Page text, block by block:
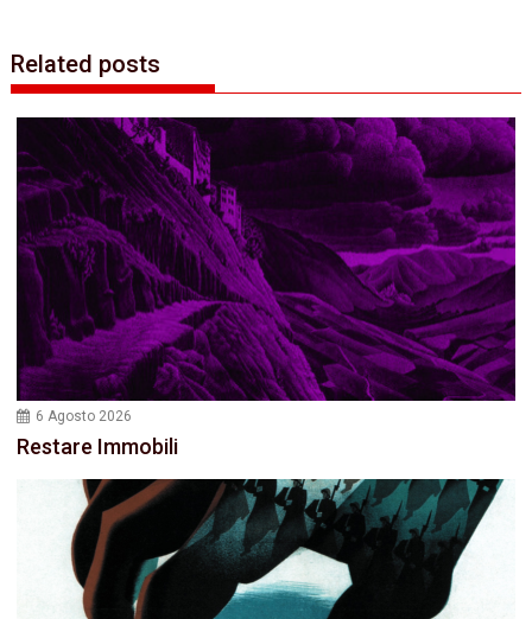
Related posts
6 Agosto 2026
Restare Immobili